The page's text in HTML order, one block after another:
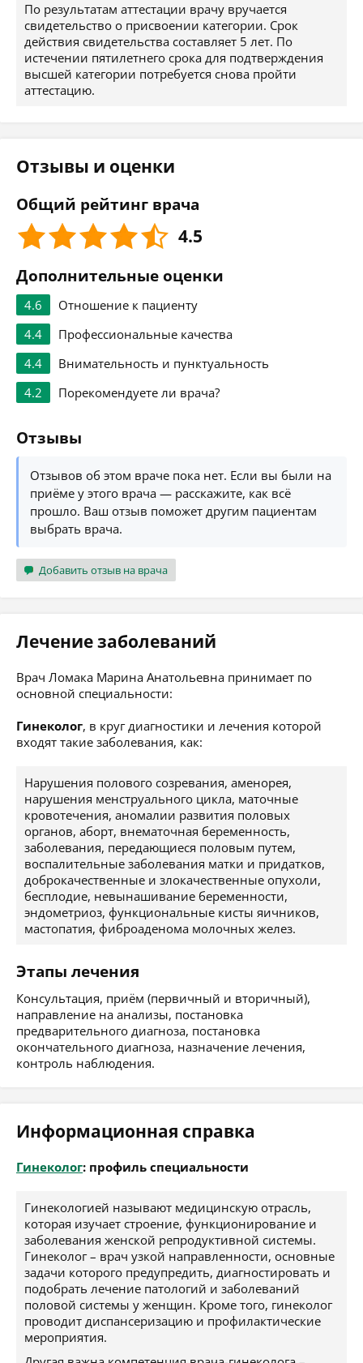
По результатам аттестации врачу вручается
свидетельство о присвоении категории. Срок
действия свидетельства составляет 5 лет. По
истечении пятилетнего срока для подтверждения
высшей категории потребуется снова пройти
аттестацию.
Отзывы и оценки
Общий рейтинг врача
4.5
Дополнительные оценки
4.6
Отношение к пациенту
4.4
Профессиональные качества
4.4
Внимательность и пунктуальность
4.2
Порекомендуете ли врача?
Отзывы
Отзывов об этом враче пока нет. Если вы были на
приёме у этого врача — расскажите, как всё
прошло. Ваш отзыв поможет другим пациентам
выбрать врача.
Добавить отзыв на врача
Лечение заболеваний
Врач Ломака Марина Анатольевна принимает по
основной специальности:
Гинеколог, в круг диагностики и лечения которой
входят такие заболевания, как:
Нарушения полового созревания, аменорея,
нарушения менструального цикла, маточные
кровотечения, аномалии развития половых
органов, аборт, внематочная беременность,
заболевания, передающиеся половым путем,
воспалительные заболевания матки и придатков,
доброкачественные и злокачественные опухоли,
бесплодие, невынашивание беременности,
эндометриоз, функциональные кисты яичников,
мастопатия, фиброаденома молочных желез.
Этапы лечения
Консультация, приём (первичный и вторичный),
направление на анализы, постановка
предварительного диагноза, постановка
окончательного диагноза, назначение лечения,
контроль наблюдения.
Информационная справка
Гинеколог: профиль специальности
Гинекологией называют медицинскую отрасль,
которая изучает строение, функционирование и
заболевания женской репродуктивной системы.
Гинеколог – врач узкой направленности, основные
задачи которого предупредить, диагностировать и
подобрать лечение патологий и заболеваний
половой системы у женщин. Кроме того, гинеколог
проводит диспансеризацию и профилактические
мероприятия.